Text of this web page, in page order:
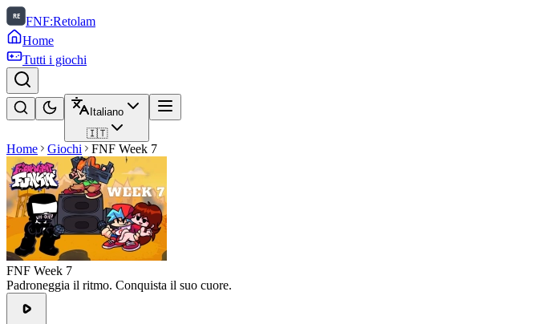
FNF:Retolam
Home
Tutti i giochi
Italiano
🇮🇹
Home Giochi FNF Week 7
FNF Week 7
Padroneggia il ritmo. Conquista il suo cuore.